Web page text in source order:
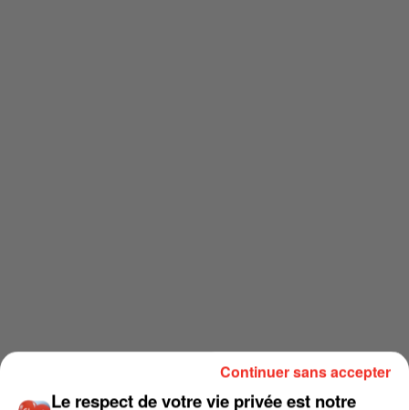
Le respect de votre vie privée est notre
Continuer sans accepter